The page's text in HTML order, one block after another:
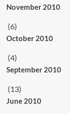
November 2010
(6)
October 2010
(4)
September 2010
(13)
June 2010